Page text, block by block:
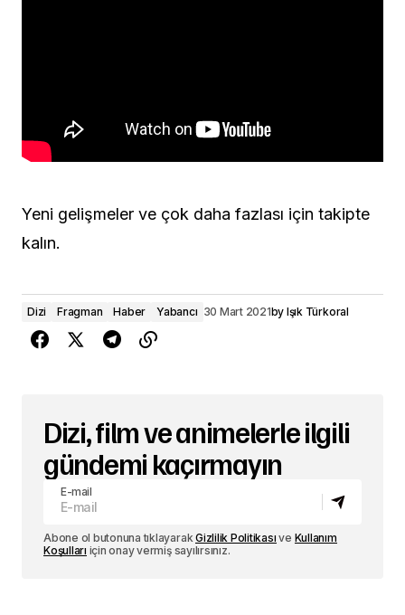
Yeni gelişmeler ve çok daha fazlası için takipte
kalın.
Dizi Fragman Haber Yabancı 30 Mart 2021by Işık Türkoral
Dizi, film ve animelerle ilgili
gündemi kaçırmayın
E-mail
Abone ol butonuna tıklayarakGizlilik Politikası ve Kullanım
Koşulları için onay vermiş sayılırsınız.